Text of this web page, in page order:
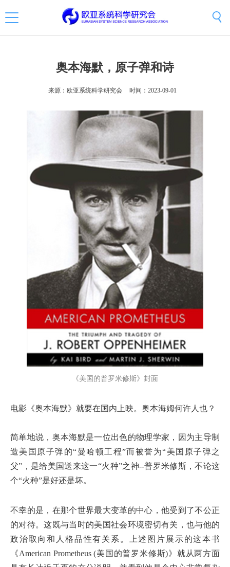
奥本海默，原子弹和诗
来源：欧亚系统科学研究会 时间：2023-09-01
《美国的普罗米修斯》封面
电影《奥本海默》就要在国内上映。奥本海姆何许人也？
简单地说，奥本海默是一位出色的物理学家，因为主导制
造美国原子弹的“曼哈顿工程”而被誉为“美国原子弹之
父”，是给美国送来这一“火种”之神--普罗米修斯，不论这
个“火种”是好还是坏。
不幸的是，在那个世界最大变革的中心，他受到了不公正
的对待。这既与当时的美国社会环境密切有关，也与他的
政治取向和人格品性有关系。上述图片展示的这本书
《American Prometheus (美国的普罗米修斯)》就从两方面